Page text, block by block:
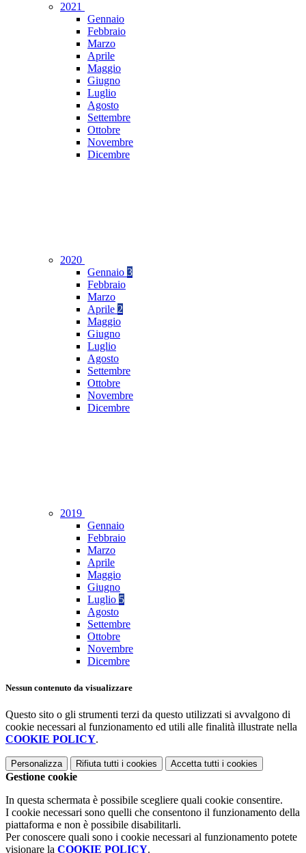
2021
Gennaio
Febbraio
Marzo
Aprile
Maggio
Giugno
Luglio
Agosto
Settembre
Ottobre
Novembre
Dicembre
2020
Gennaio 3
Febbraio
Marzo
Aprile 2
Maggio
Giugno
Luglio
Agosto
Settembre
Ottobre
Novembre
Dicembre
2019
Gennaio
Febbraio
Marzo
Aprile
Maggio
Giugno
Luglio 5
Agosto
Settembre
Ottobre
Novembre
Dicembre
Nessun contenuto da visualizzare
Questo sito o gli strumenti terzi da questo utilizzati si avvalgono di
cookie necessari al funzionamento ed utili alle finalità illustrate nella
COOKIE POLICY.
Personalizza Rifiuta tutti i cookies Accetta tutti i cookies
Gestione cookie
In questa schermata è possibile scegliere quali cookie consentire.
I cookie necessari sono quelli che consentono il funzionamento della
piattaforma e non è possibile disabilitarli.
Per conoscere quali sono i cookie necessari al funzionamento potete
visionare la COOKIE POLICY.